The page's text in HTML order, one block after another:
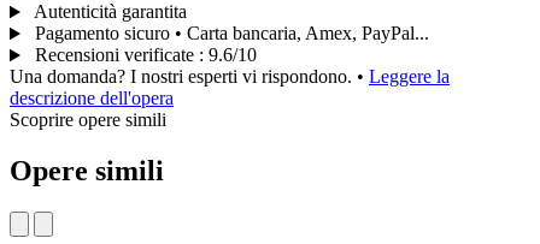
Autenticità garantita
Pagamento sicuro • Carta bancaria, Amex, PayPal...
Recensioni verificate : 9.6/10
Una domanda? I nostri esperti vi rispondono. • Leggere la
descrizione dell'opera
Scoprire opere simili
Opere simili